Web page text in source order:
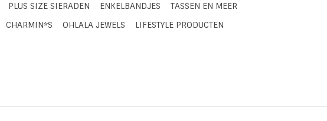
PLUS SIZE SIERADEN ENKELBANDJES
TASSEN EN MEER
CHARMIN*S OHLALA JEWELS
LIFESTYLE PRODUCTEN